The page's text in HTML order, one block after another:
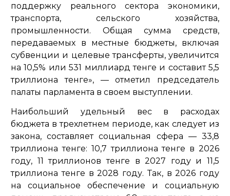
поддержку реального сектора экономики,
транспорта, сельского хозяйства,
промышленности. Общая сумма средств,
передаваемых в местные бюджеты, включая
субвенции и целевые трансферты, увеличится
на 10,5% или 531 миллиард тенге и составит 5,5
триллиона тенге», — отметил председатель
палаты парламента в своем выступлении.
Наибольший удельный вес в расходах
бюджета в трехлетнем периоде, как следует из
закона, составляет социальная сфера — 33,8
триллиона тенге: 10,7 триллиона тенге в 2026
году, 11 триллионов тенге в 2027 году и 11,5
триллиона тенге в 2028 году. Так, в 2026 году
на социальное обеспечение и социальную